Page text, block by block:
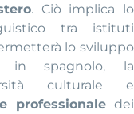
. Ciò implica lo
tra istituti
lo sviluppo
in spagnolo, la
culturale e
professionale dei